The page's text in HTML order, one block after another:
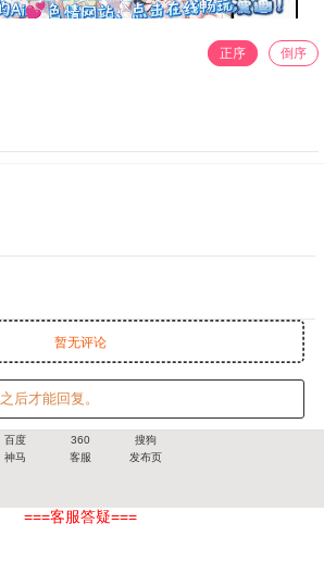
正序 倒序
暂无评论
之后才能回复。
百度 360
搜狗
神马
客服 发布页
===客服答疑===